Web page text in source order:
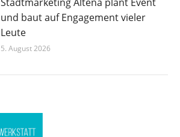
und baut auf Engagement vieler
Leute
5. August 2026